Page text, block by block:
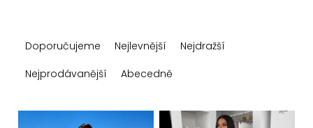
a
n
Doporučujeme Nejlevnější
Nejdražší
Nejprodávanější
Abecedně
V